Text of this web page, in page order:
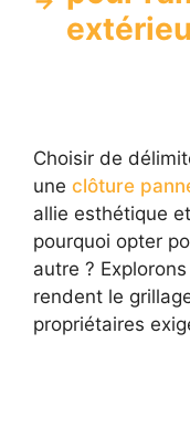
Choisir de
une clôture
allie esthétique
pourquoi opter
autre ?
rendent le
propriétaires